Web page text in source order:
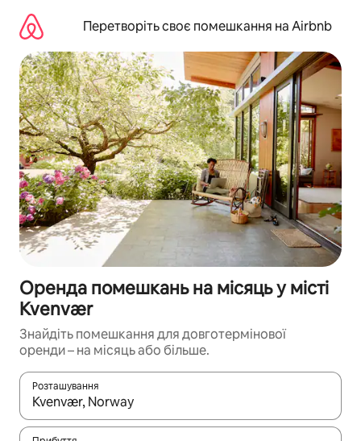
вмісту
Перетворіть своє помешкання на Airbnb
Оренда помешкань на місяць у місті
Kvenvær
Знайдіть помешкання для довготермінової
оренди – на місяць або більше.
Розташування
Отримавши результати пошуку, використовуйте для